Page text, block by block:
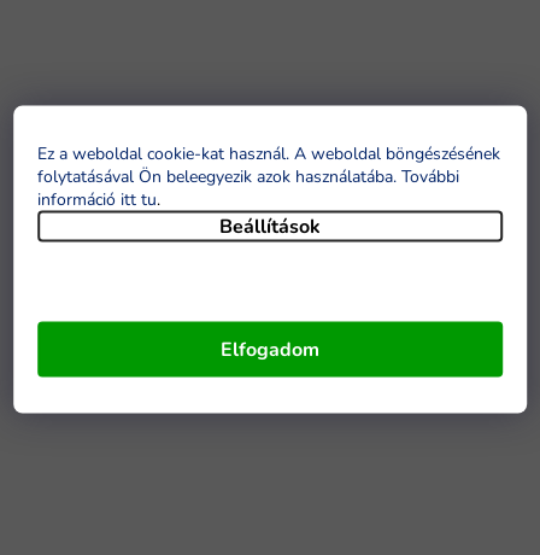
Ez a weboldal cookie-kat használ. A weboldal böngészésének
folytatásával Ön beleegyezik azok használatába. További
információ itt tu.
Beállítások
Elfogadom